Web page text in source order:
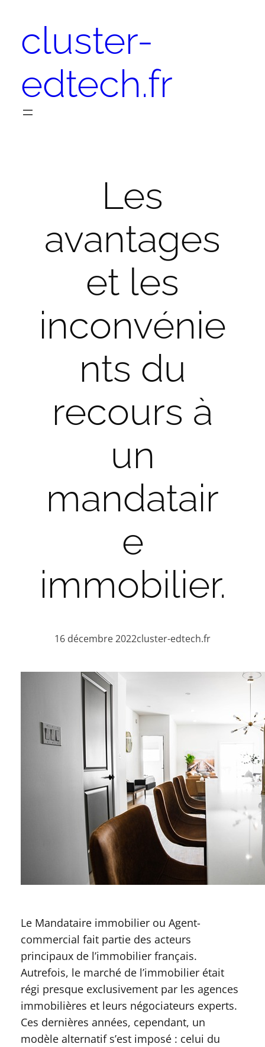
contenu
cluster-
edtech.fr
Les
avantages
et les
inconvénie
nts du
recours à
un
mandatair
e
immobilier.
16 décembre 2022cluster-edtech.fr
Le Mandataire immobilier ou Agent-
commercial fait partie des acteurs
principaux de l’immobilier français.
Autrefois, le marché de l’immobilier était
régi presque exclusivement par les agences
immobilières et leurs négociateurs experts.
Ces dernières années, cependant, un
modèle alternatif s’est imposé : celui du